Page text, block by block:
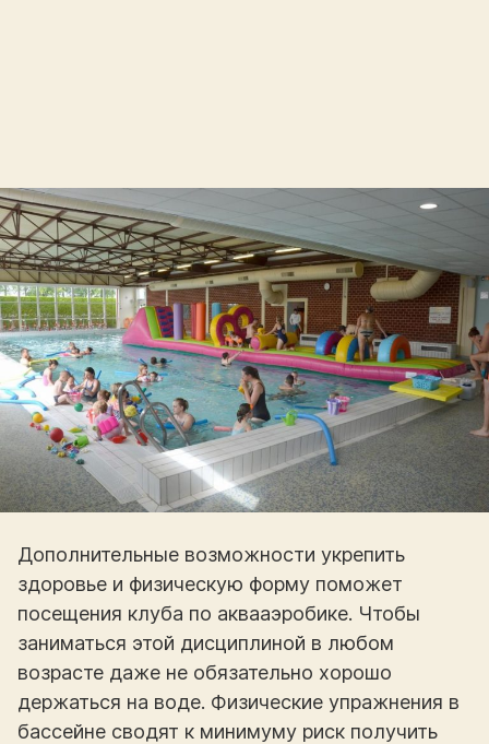
Дополнительные возможности укрепить
здоровье и физическую форму поможет
посещения клуба по аквааэробике. Чтобы
заниматься этой дисциплиной в любом
возрасте даже не обязательно хорошо
держаться на воде. Физические упражнения в
бассейне сводят к минимуму риск получить